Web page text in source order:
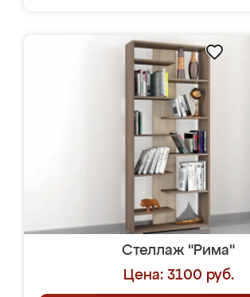
Стеллаж "Рима"
Цена: 3100 руб.